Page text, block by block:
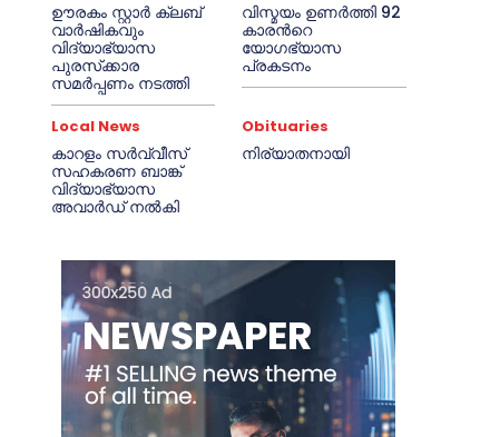
ഊരകം സ്റ്റാർ ക്ലബ്
വാർഷികവും
വിദ്യാഭ്യാസ
പുരസ്‌ക്കാര
സമർപ്പണം നടത്തി
വിസ്മയം ഉണർത്തി 92
കാരൻറെ
യോഗഭ്യാസ
പ്രകടനം
Local News
കാറളം സർവ്വീസ്
സഹകരണ ബാങ്ക്
വിദ്യാഭ്യാസ
അവാർഡ് നൽകി
Obituaries
നിര്യാതനായി